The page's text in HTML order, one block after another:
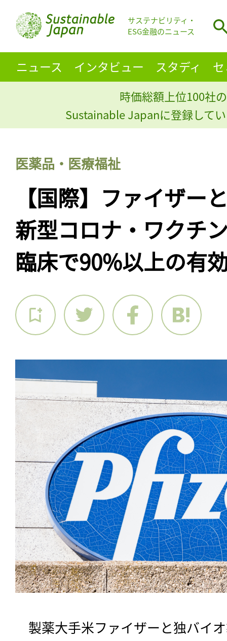
サステナビリティ・
ESG金融のニュース
ニュース インタビュー スタディ
時価総額上位100社
Sustainable Japanに登録して
医薬品・医療福祉
【国際】ファイザー
新型コロナ・ワクチ
臨床で90%以上の有
製薬大手米ファイザーと独バイ